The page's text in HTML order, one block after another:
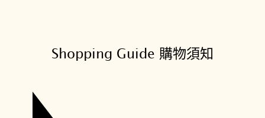
Shopping Guide 購物須知